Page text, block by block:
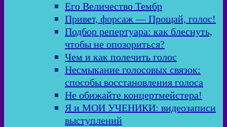
Его Величество Тембр
Привет, форсаж — Прощай, голос!
Подбор репертуара: как блеснуть,
чтобы не опозориться?
Чем и как полечить голос
Несмыкание голосовых связок:
способы восстановления голоса
Не обижайте концертмейстера!
Я и МОИ УЧЕНИКИ: видеозаписи
выступлений